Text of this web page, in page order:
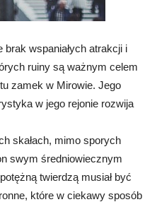
wspaniałych atrakcji i
ruiny są ważnym celem
zamek w Mirowie. Jego
w jego rejonie rozwija
skałach, mimo sporych
swym średniowiecznym
twierdzą musiał być
które w ciekawy sposób